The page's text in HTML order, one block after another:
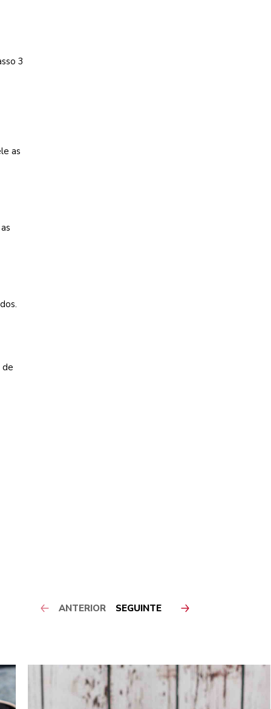
3
as
de
ANTERIOR SEGUINTE